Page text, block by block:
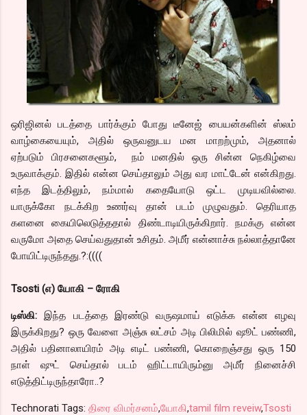
ஒரிஜினல் படத்தை பார்க்கும் போது டீனேஜ் பையன்களின் ஸ்லம்
வாழ்கையையும், அதில் ஒருவனுடய மன மாறற்மும், அதனால்
ஏற்படும் பிரசனைகளூம், நம் மனதில் ஒரு சின்ன நெகிழ்வை
உருவாக்கும். இதில் என்ன செய்தாலும் அது வர மாட்டேன் என்கிறது.
எந்த இடத்திலும், நம்மால் கதையோடு ஒட்ட முடியவில்லை.
யாருக்கோ நடக்கிற உணர்வு தான் படம் முழுவதும். தெரியாத
களனை கையிலெடுத்ததால் திண்டாடியிருக்கிறார். நமக்கு என்ன
வருமோ அதை செய்வதுதான் உசிதம். அமீர் என்னாச்சு நல்லாத்தானே
போயிட்டிருந்தது.?:((((
Tsosti (எ) யோகி – ரோகி
டிஸ்கி: இந்த படத்தை இரண்டு வருஷமாய் எடுக்க என்ன எழவு
இருக்கிறது? ஒரு வேளை அஞ்சு லட்சம் அடி பிலிமில் ஷூட் பண்ணி,
அதில் பதினாலாயிரம் அடி எடிட் பண்ணி, கொறைஞ்சது ஒரு 150
நாள் ஷுட் செய்தால் படம் ஹிட்டாயிரும்னு அமீர் நினைச்சி
எடுத்திட்டிருந்தாரோ..?
Technorati Tags: திரை விமர்சனம்,யோகி,tamil film reveiw,Tsosti